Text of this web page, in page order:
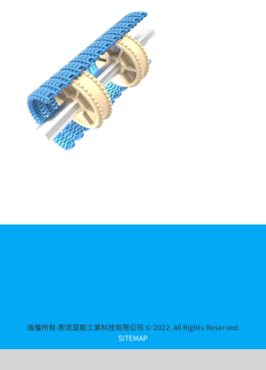
版權所有-那克瑟斯工業科技有限公司 © 2022. All Rights Reserved.
SITEMAP